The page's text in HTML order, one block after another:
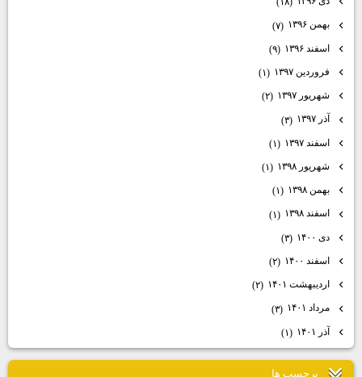
بهمن ۱۳۹۶
(۷)
اسفند ۱۳۹۶
(۹)
فروردین ۱۳۹۷
(۱)
شهریور ۱۳۹۷
(۲)
آذر ۱۳۹۷
(۳)
اسفند ۱۳۹۷
(۱)
شهریور ۱۳۹۸
(۱)
بهمن ۱۳۹۸
(۱)
اسفند ۱۳۹۸
(۱)
دی ۱۴۰۰
(۳)
اسفند ۱۴۰۰
(۲)
اردیبهشت ۱۴۰۱
(۲)
مرداد ۱۴۰۱
(۳)
آذر ۱۴۰۱
(۱)
برچسب ها